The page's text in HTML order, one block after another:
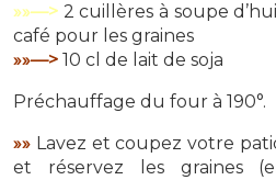
»»—> 2 cuillères à soupe
café pour les graines
»»—> 10 cl de lait de soja
Préchauffage du four à 190°.
»» Lavez et coupez votre
et réservez les graines